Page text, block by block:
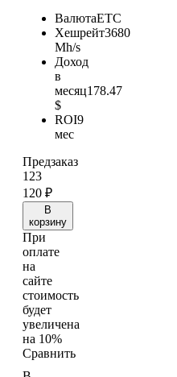
ВалютаETC
Хешрейт3680
Mh/s
Доход
в
месяц178.47
$
ROI9
мес
Предзаказ
123
120 ₽
В
корзину
При
оплате
на
сайте
стоимость
будет
увеличена
на 10%
Сравнить